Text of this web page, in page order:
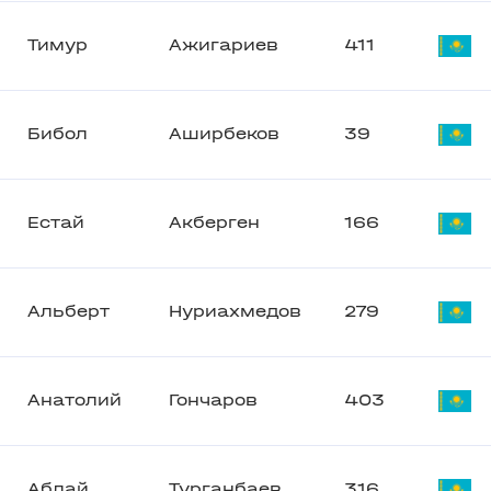
Тимур Ажигариев 411
Бибол Аширбеков 39
Естай Акберген 166
Альберт Нуриахмедов 279
Анатолий Гончаров 403